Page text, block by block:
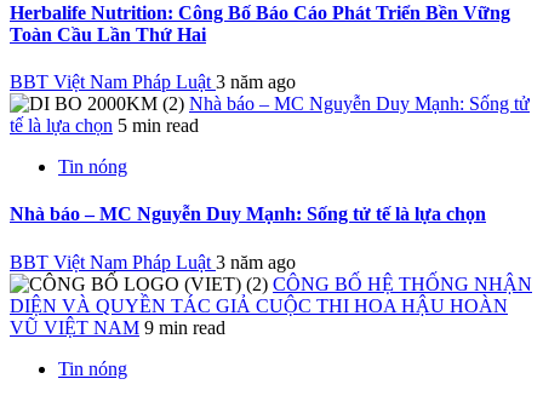
Herbalife Nutrition: Công Bố Báo Cáo Phát Triển Bền Vững
Toàn Cầu Lần Thứ Hai
BBT Việt Nam Pháp Luật 3 năm ago
Nhà báo – MC Nguyễn Duy Mạnh: Sống tử
tế là lựa chọn 5 min read
Tin nóng
Nhà báo – MC Nguyễn Duy Mạnh: Sống tử tế là lựa chọn
BBT Việt Nam Pháp Luật 3 năm ago
CÔNG BỐ HỆ THỐNG NHẬN
DIỆN VÀ QUYỀN TÁC GIẢ CUỘC THI HOA HẬU HOÀN
VŨ VIỆT NAM 9 min read
Tin nóng